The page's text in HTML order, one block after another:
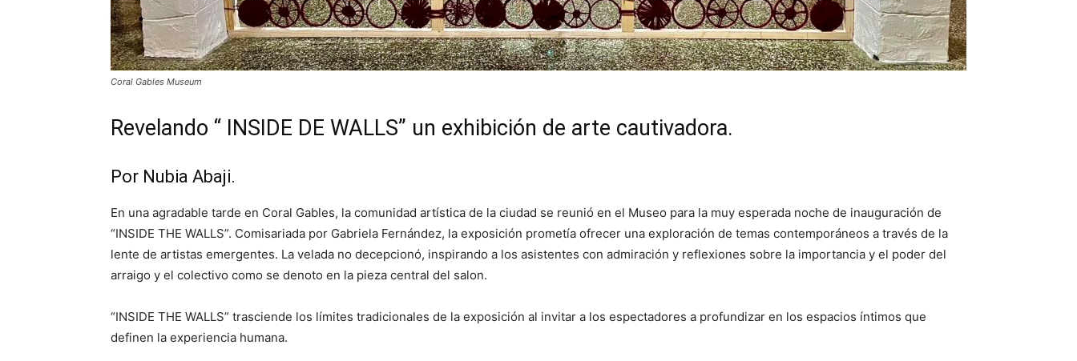
Coral Gables Museum
Revelando “ INSIDE DE WALLS” un exhibición de arte cautivadora.
Por Nubia Abaji.
En una agradable tarde en Coral Gables, la comunidad artística de la ciudad se reunió en el Museo para la muy esperada noche de inauguración de
“INSIDE THE WALLS”. Comisariada por Gabriela Fernández, la exposición prometía ofrecer una exploración de temas contemporáneos a través de la
lente de artistas emergentes. La velada no decepcionó, inspirando a los asistentes con admiración y reflexiones sobre la importancia y el poder del
arraigo y el colectivo como se denoto en la pieza central del salon.
“INSIDE THE WALLS” trasciende los límites tradicionales de la exposición al invitar a los espectadores a profundizar en los espacios íntimos que
definen la experiencia humana.